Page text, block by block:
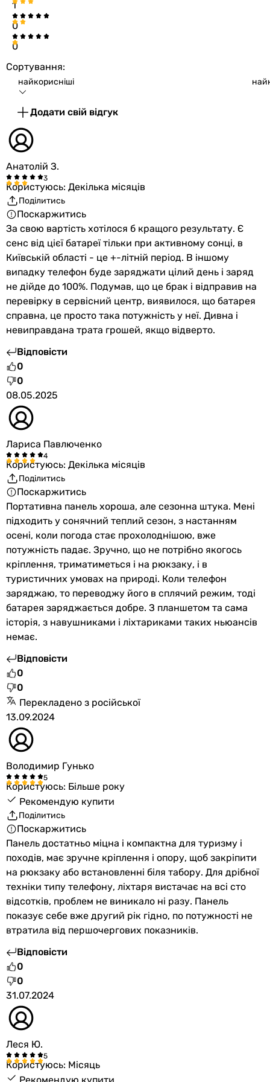
монокристалічна
монокристалічна
монокристалічна
монокристалічна
монокристалічна
Максимальна потужність (Pmax)
5 Вт
14 Вт
100 Вт
14 Вт
60 Вт
120 Вт
160 Вт
100 Вт
200 Вт
Струм при максимальній потужності (Imp)
1.2 А
2.4 А
5.55 А
1 А
2.1 А
3.3 А
6.6 А
11.12 А
Особливості моделі
вологозахищена сонячна панель, з вбудованим
складна сонячна панель
складна сонячна панель, вологозахищена сонячна
складна сонячна панель
складна сонячна панель
складна сонячна панель, вологозахищена сонячна
складна сонячна панель, з підтримкою Quick Charge
складна сонячна панель, з підтримкою Quick Charge
складна сонячна панель
складна сонячна панель, з підтримкою USB Power
складна сонячна панель, з підтримкою USB Power
Комплектація
портативна сонячна панель, керівництво користувача,
карабіни, портативна сонячна панель, керівництво
портативна сонячна панель, керівництво користувача,
інструкція, гарантійний талон
чохол
портативна сонячна панель, керівництво користувача
3 перехідника-адаптера, кабель DC, карабіни,
портативна сонячна панель, керівництво користувача,
портативна сонячна панель
портативна сонячна панель
Виробництво
США
Китай
Китай
Китай
Китай
Китай
Китай
Китай
Китай
Ефективність модуля (ККД)
24 %
23 %
20 %
Ширина в
складеному
Висота в
складеному
вигляді
Глибина в
складеному
вигляді
Гарантія
Гарантія
Побачили помилку в описі або характеристиках?
Повідомте нам про це!
Повідомити про помилку
Характеристики, комплектація та фотографії BioLite
SolarPanel 5+ 2200 mAh носять ознайомлювальний характер
і можуть змінюватися виробником без повідомлення.
виробником.
1
0
0
Сортування:
найкорисніші
Додати свій відгук
Анатолій З.
Користуюсь: Декілька місяців
Поділитись
Поскаржитись
За свою вартість хотілося б кращого результату. Є
сенс від цієї батареї тільки при активному сонці, в
Київській області - це +-літній період. В іншому
випадку телефон буде заряджати цілий день і заряд
не дійде до 100%. Подумав, що це брак і відправив на
перевірку в сервісний центр, виявилося, що батарея
справна, це просто така потужність у неї. Дивна і
невиправдана трата грошей, якщо відверто.
Відповісти
0
0
08.05.2025
Лариса Павлюченко
Користуюсь: Декілька місяців
Поділитись
Поскаржитись
Портативна панель хороша, але сезонна штука. Мені
підходить у сонячний теплий сезон, з настанням
осені, коли погода стає прохолоднішою, вже
потужність падає. Зручно, що не потрібно якогось
кріплення, триматиметься і на рюкзаку, і в
туристичних умовах на природі. Коли телефон
заряджаю, то переводжу його в сплячий режим, тоді
батарея заряджається добре. З планшетом та сама
історія, з навушниками і ліхтариками таких ньюансів
немає.
Відповісти
0
0
Перекладено з російської
13.09.2024
Володимир Гунько
Користуюсь: Більше року
Рекомендую купити
Поділитись
Поскаржитись
Панель достатньо міцна і компактна для туризму і
походів, має зручне кріплення і опору, щоб закріпити
на рюкзаку або встановленні біля табору. Для дрібної
техніки типу телефону, ліхтаря вистачає на всі сто
відсотків, проблем не виникало ні разу. Панель
показує себе вже другий рік гідно, по потужності не
втратила від першочергових показників.
Відповісти
0
0
31.07.2024
Леся Ю.
Користуюсь: Місяць